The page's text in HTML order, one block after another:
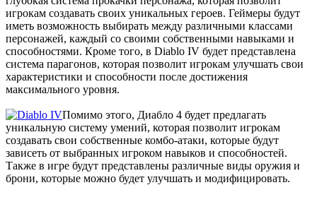
В этом чате Вы можете общаться. Пишите свои отзывы и
комментарии к играм.
игрокам создавать своих уникальных героев. Геймеры будут
иметь возможность выбирать между различными классами
персонажей, каждый со своими собственными навыками и
способностями. Кроме того, в Diablo IV будет представлена
система парагонов, которая позволит игрокам улучшать свои
характеристики и способности после достижения
максимального уровня.
Помимо этого, Диабло 4 будет предлагать
уникальную систему умений, которая позволит игрокам
создавать свои собственные комбо-атаки, которые будут
зависеть от выбранных игроком навыков и способностей.
Также в игре будут представлены различные виды оружия и
брони, которые можно будет улучшать и модифицировать.